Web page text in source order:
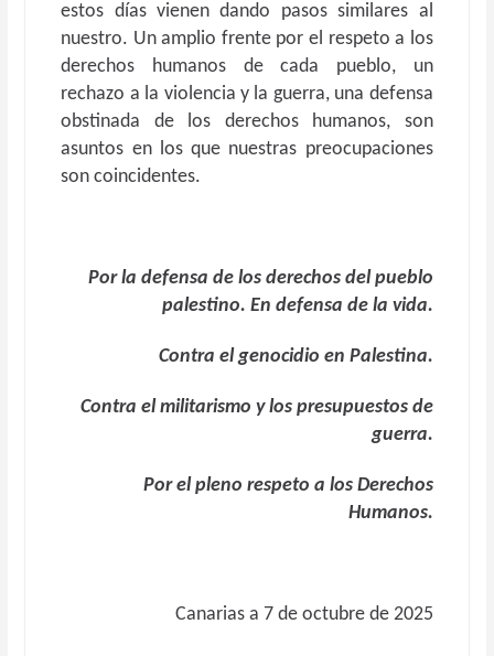
estos días vienen dando pasos similares al
nuestro. Un amplio frente por el respeto a los
derechos humanos de cada pueblo, un
rechazo a la violencia y la guerra, una defensa
obstinada de los derechos humanos, son
asuntos en los que nuestras preocupaciones
son coincidentes.
Por la defensa de los derechos del pueblo
palestino. En defensa de la vida.
Contra el genocidio en Palestina.
Contra el militarismo y los presupuestos de
guerra.
Por el pleno respeto a los Derechos
Humanos.
Canarias a 7 de octubre de 2025